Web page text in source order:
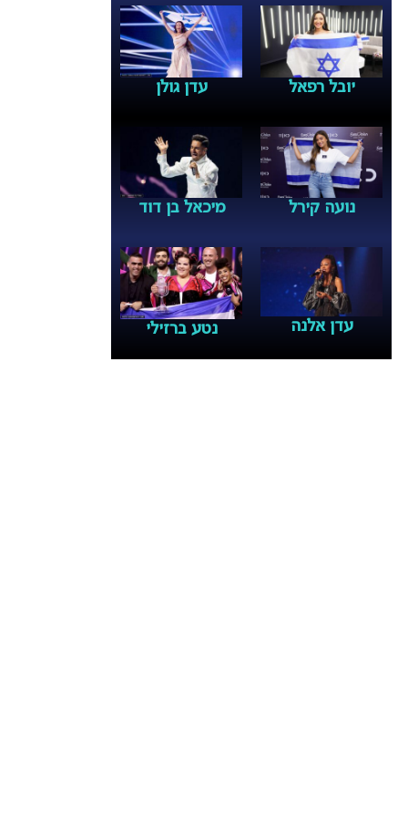
יובל רפאל עדן גולן
נועה קירל מיכאל בן דוד
עדן אלנה נטע ברזילי